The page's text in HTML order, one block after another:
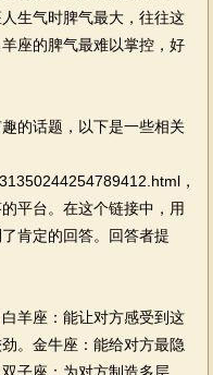
生气时脾气最大，往往这
座的脾气最难以掌控，好
的话题，以下是一些相关
，
平台。在这个链接中，用
肯定的回答。回答者提
羊座：能让对方感受到这
。金牛座：能给对方最隐